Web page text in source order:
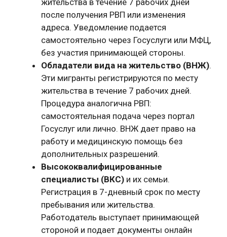
жительства в течение 7 рабочих дней
после получения РВП или изменения
адреса. Уведомление подается
самостоятельно через Госуслуги или МФЦ,
без участия принимающей стороны.
Обладатели вида на жительство (ВНЖ).
Эти мигранты регистрируются по месту
жительства в течение 7 рабочих дней.
Процедура аналогична РВП:
самостоятельная подача через портал
Госуслуг или лично. ВНЖ дает право на
работу и медицинскую помощь без
дополнительных разрешений.
Высококвалифицированные
специалисты (ВКС) и их семьи.
Регистрация в 7-дневный срок по месту
пребывания или жительства.
Работодатель выступает принимающей
стороной и подает документы онлайн